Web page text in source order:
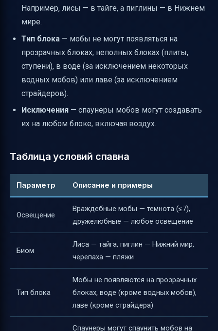
Например, лисы — в тайге, а пиглины — в Нижнем
мире.
Тип блока — мобы не могут появляться на
прозрачных блоках, неполных блоках (плиты,
ступени), в воде (за исключением некоторых
водных мобов) или лаве (за исключением
страйдеров).
Исключения — спаунеры мобов могут создавать
их на любом блоке, включая воздух.
Таблица условий спавна
Параметр Описание и примеры
Освещение
Враждебные мобы — темнота (≤7),
дружелюбные — любое освещение
Биом
Лиса — тайга, пиглин — Нижний мир,
черепаха — пляжи
Тип блока
Мобы не появляются на прозрачных
блоках, воде (кроме водных мобов),
лаве (кроме страйдера)
Спаунеры могут спаунить мобов на